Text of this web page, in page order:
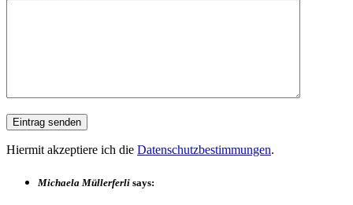
Hiermit akzeptiere ich die Datenschutzbestimmungen.
Michaela Müllerferli says: